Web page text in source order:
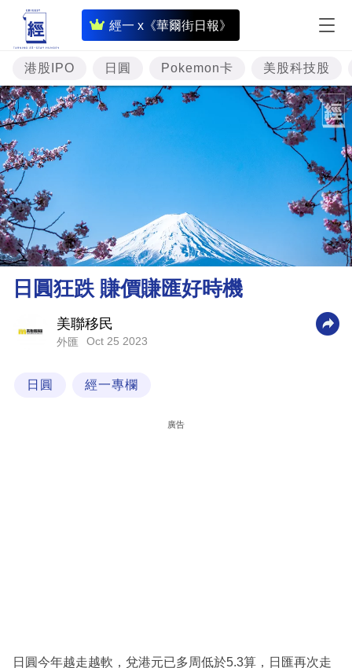
經一 x《華爾街日報》
即
時
財
經
專
市
理
財
商
業
閱
港股IPO 日圓 Pokemon卡 美股科技股
日圓狂跌 賺價賺匯好時機
美聯移民
外匯 Oct 25 2023
日圓 經一專欄
廣告
日圓今年越走越軟，兌港元已多周低於5.3算，日匯再次走